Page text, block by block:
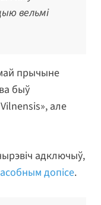
вельмі
прычыне
быў
але
адключыў,
асобным допісе.